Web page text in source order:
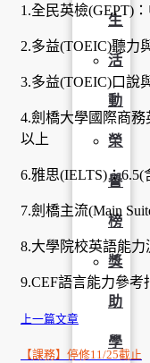
生
活
動
榮
譽
榜
獎
助
學
1.全民英檢(GEPT)
2.多益(TOEIC)聽力
3.多益(TOEIC)口說
4.劍橋大學國際商務
以上
6.雅思(IELTS)：6.5(
7.劍橋主流(Main
8.大學院校英語能力
9.CEF語言能力參考
上一篇文章
【課務】停修11/25截止